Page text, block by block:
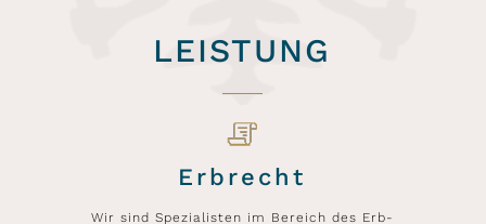
LEISTUNG
Wir sind Spezialisten im Bereich des Erb-
Erbrecht